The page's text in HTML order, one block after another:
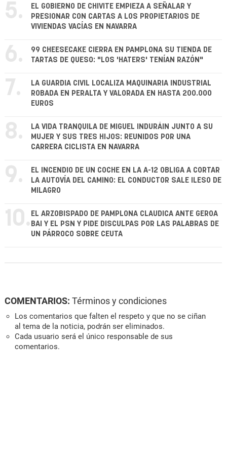
5.
EL GOBIERNO DE CHIVITE EMPIEZA A SEÑALAR Y
PRESIONAR CON CARTAS A LOS PROPIETARIOS DE
VIVIENDAS VACÍAS EN NAVARRA
6.
99 CHEESECAKE CIERRA EN PAMPLONA SU TIENDA DE
TARTAS DE QUESO: "LOS 'HATERS' TENÍAN RAZÓN"
7.
LA GUARDIA CIVIL LOCALIZA MAQUINARIA INDUSTRIAL
ROBADA EN PERALTA Y VALORADA EN HASTA 200.000
EUROS
8.
LA VIDA TRANQUILA DE MIGUEL INDURÁIN JUNTO A SU
MUJER Y SUS TRES HIJOS: REUNIDOS POR UNA
CARRERA CICLISTA EN NAVARRA
9.
EL INCENDIO DE UN COCHE EN LA A-12 OBLIGA A CORTAR
LA AUTOVÍA DEL CAMINO: EL CONDUCTOR SALE ILESO DE
MILAGRO
10. EL ARZOBISPADO DE PAMPLONA CLAUDICA ANTE GEROA
BAI Y EL PSN Y PIDE DISCULPAS POR LAS PALABRAS DE
UN PÁRROCO SOBRE CEUTA
COMENTARIOS: Términos y condiciones
Los comentarios que falten el respeto y que no se ciñan
al tema de la noticia, podrán ser eliminados.
Cada usuario será el único responsable de sus
comentarios.